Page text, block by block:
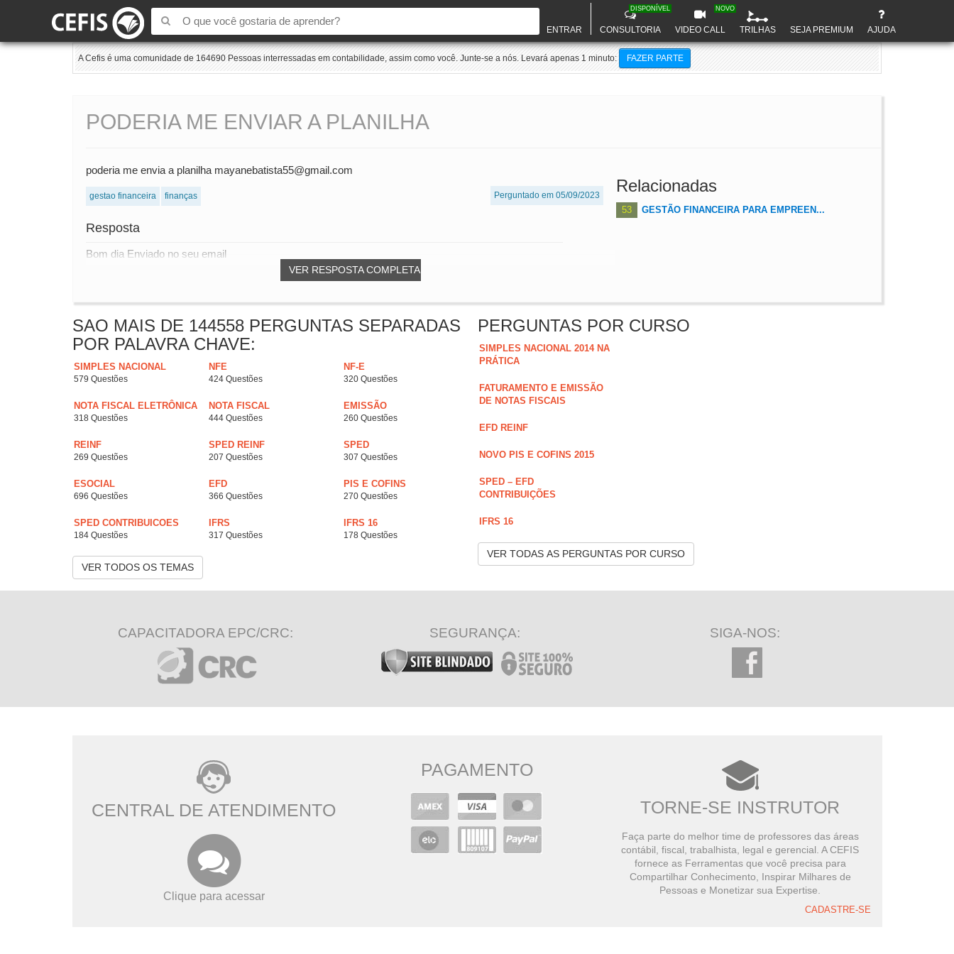
ENTRAR CONSULTORIA
DISPONÍVEL
VIDEO CALL
NOVO
TRILHAS SEJA PREMIUM AJUDA
A Cefis é uma comunidade de 164690 Pessoas interressadas em contabilidade, assim como você. Junte-se a nós. Levará apenas 1 minuto: FAZER PARTE
PODERIA ME ENVIAR A PLANILHA
poderia me envia a planilha mayanebatista55@gmail.com
gestao financeira finanças Perguntado em 05/09/2023
Resposta
VER RESPOSTA COMPLETA
Bom dia Enviado no seu email
Relacionadas
53 GESTÃO FINANCEIRA PARA EMPREEN...
SAO MAIS DE 144558 PERGUNTAS SEPARADAS
POR PALAVRA CHAVE:
SIMPLES NACIONAL
579 Questões
NFE
424 Questões
NF-E
320 Questões
NOTA FISCAL ELETRÔNICA
318 Questões
NOTA FISCAL
444 Questões
EMISSÃO
260 Questões
REINF
269 Questões
SPED REINF
207 Questões
SPED
307 Questões
ESOCIAL
696 Questões
EFD
366 Questões
PIS E COFINS
270 Questões
SPED CONTRIBUICOES
184 Questões
IFRS
317 Questões
IFRS 16
178 Questões
VER TODOS OS TEMAS
PERGUNTAS POR CURSO
SIMPLES NACIONAL 2014 NA
PRÁTICA
FATURAMENTO E EMISSÃO
DE NOTAS FISCAIS
EFD REINF
NOVO PIS E COFINS 2015
SPED – EFD
CONTRIBUIÇÕES
IFRS 16
VER TODAS AS PERGUNTAS POR CURSO
CAPACITADORA EPC/CRC: SEGURANÇA: SIGA-NOS:
CENTRAL DE ATENDIMENTO
Clique para acessar
PAGAMENTO
TORNE-SE INSTRUTOR
Faça parte do melhor time de professores das áreas
contábil, fiscal, trabalhista, legal e gerencial. A CEFIS
fornece as Ferramentas que você precisa para
Compartilhar Conhecimento, Inspirar Milhares de
Pessoas e Monetizar sua Expertise.
CADASTRE-SE